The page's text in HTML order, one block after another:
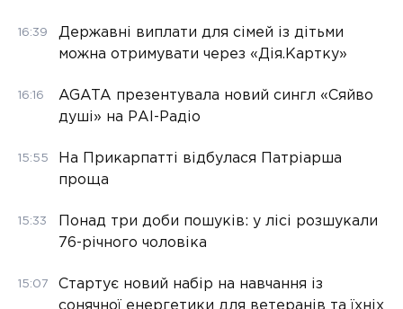
16:39
Державні виплати для сімей із дітьми
можна отримувати через «Дія.Картку»
16:16
AGATA презентувала новий сингл «Сяйво
душі» на РАІ-Радіо
15:55
На Прикарпатті відбулася Патріарша
проща
15:33
Понад три доби пошуків: у лісі розшукали
76-річного чоловіка
15:07
Стартує новий набір на навчання із
сонячної енергетики для ветеранів та їхніх